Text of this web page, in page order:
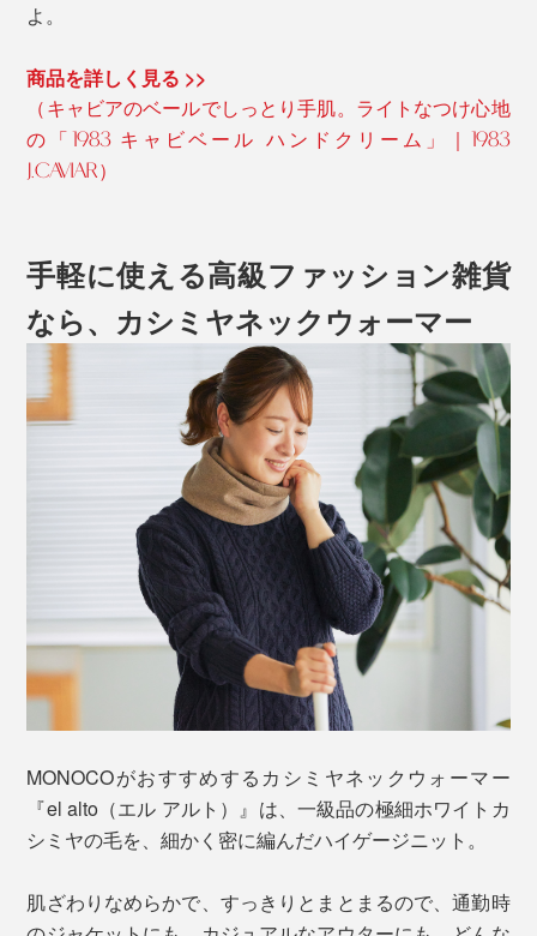
よ。
商品を詳しく見る >>
（キャビアのベールでしっとり手肌。ライトなつけ心地
の「1983 キャビベール ハンドクリーム」｜1983
J.CAVIAR）
手軽に使える高級ファッション雑貨
なら、カシミヤネックウォーマー
MONOCOがおすすめするカシミヤネックウォーマー
『el alto（エル アルト）』は、一級品の極細ホワイトカ
シミヤの毛を、細かく密に編んだハイゲージニット。
肌ざわりなめらかで、すっきりとまとまるので、通勤時